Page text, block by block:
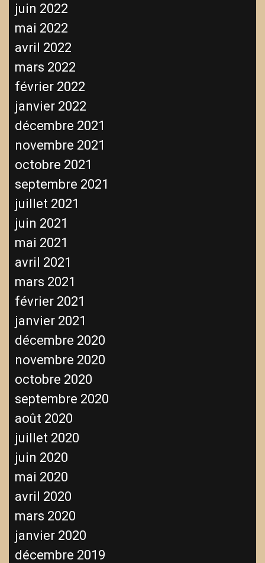
juin 2022
mai 2022
avril 2022
mars 2022
février 2022
janvier 2022
décembre 2021
novembre 2021
octobre 2021
septembre 2021
juillet 2021
juin 2021
mai 2021
avril 2021
mars 2021
février 2021
janvier 2021
décembre 2020
novembre 2020
octobre 2020
septembre 2020
août 2020
juillet 2020
juin 2020
mai 2020
avril 2020
mars 2020
janvier 2020
décembre 2019